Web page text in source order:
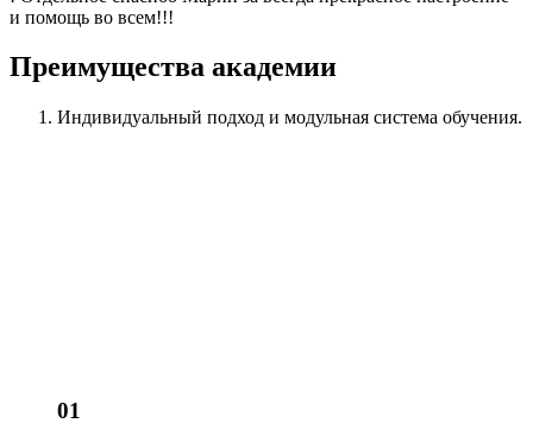
и помощь во всем!!!
Преимущества академии
Индивидуальный подход и модульная система обучения.
01